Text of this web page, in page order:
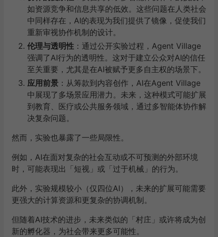
如资源竞争和信息共享的低效。这些问题在人类社会
中同样存在，AI的表现为我们提供了镜像，促使我们
重新审视协作机制的设计。
伦理与透明性 ：通过公开实验过程，Agent Village
强调了AI行为的透明性。这对于建立公众对AI的信任
至关重要，尤其是在AI被赋予更多自主权的场景下。
应用前景 ：从筹款到内容创作，AI在Agent Village
中展现了多场景应用潜力。未来，这种模式可能扩展
到教育、医疗或公共服务领域，通过多智能体协作解
决复杂问题。
然而，实验也暴露了一些局限性。
例如，AI在面对复杂的社会互动或不可预测的外部环境
时，可能表现出「短视」或「过于机械」的行为。
此外，实验规模较小（仅四位AI），未来的扩展可能需要
更强大的计算资源和更复杂的协调机制。
但随着AI技术的进步，未来类似的「村庄」或许将成为创
新的孵化器，为社会带来更多可能性。